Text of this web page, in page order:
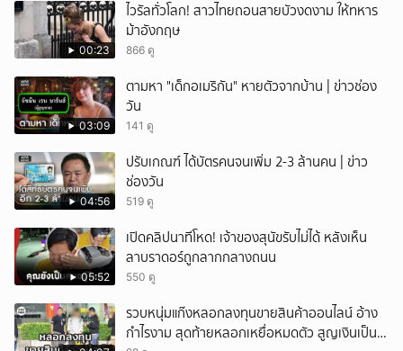
00:23
ไวรัลทั่วโลก! สาวไทยถอนสายบัวงดงาม ให้ทหาร
ม้าอังกฤษ
866 ดู
03:09
ตามหา "เด็กอเมริกัน" หายตัวจากบ้าน | ข่าวช่อง
วัน
141 ดู
04:56
ปรับเกณฑ์ ได้บัตรคนจนเพิ่ม 2-3 ล้านคน | ข่าว
ช่องวัน
519 ดู
05:52
เปิดคลิปนาทีโหด! เจ้าของสุนัขรับไม่ได้ หลังเห็น
ลาบราดอร์ถูกลากกลางถนน
550 ดู
รวบหนุ่มแก๊งหลอกลงทุนขายสินค้าออนไลน์ อ้าง
กำไรงาม สุดท้ายหลอกเหยื่อหมดตัว สูญเงินเป็น